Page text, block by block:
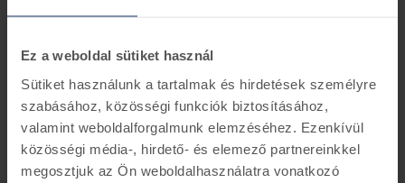
Ez a weboldal sütiket használ
Sütiket használunk a tartalmak és hirdetések személyre
szabásához, közösségi funkciók biztosításához,
valamint weboldalforgalmunk elemzéséhez. Ezenkívül
közösségi média-, hirdető- és elemező partnereinkkel
megosztjuk az Ön weboldalhasználatra vonatkozó
Információk
Ford alkatrész szám EB3C-17032-AA
Vissza az előző oldalra